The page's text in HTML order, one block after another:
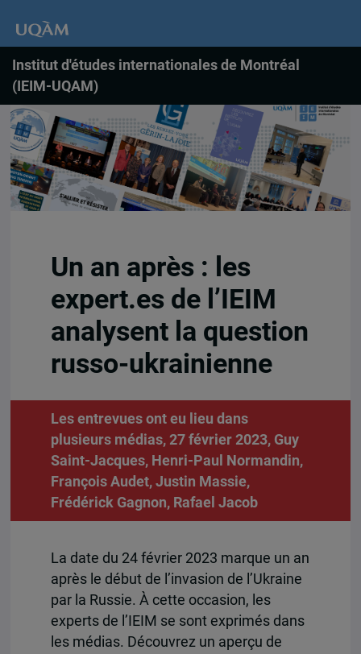
Institut d'études internationales de Montréal
(IEIM-UQAM)
Un an après : les
expert.es de l’IEIM
analysent la question
russo-ukrainienne
Les entrevues ont eu lieu dans
plusieurs médias, 27 février 2023, Guy
Saint-Jacques, Henri-Paul Normandin,
François Audet, Justin Massie,
Frédérick Gagnon, Rafael Jacob
La date du 24 février 2023 marque un an
après le début de l’invasion de l’Ukraine
par la Russie. À cette occasion, les
experts de l’IEIM se sont exprimés dans
les médias. Découvrez un aperçu de